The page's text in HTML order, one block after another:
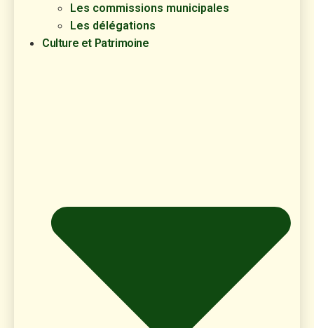
Les commissions municipales
Les délégations
Culture et Patrimoine